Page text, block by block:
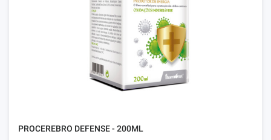
PROCEREBRO DEFENSE - 200ML